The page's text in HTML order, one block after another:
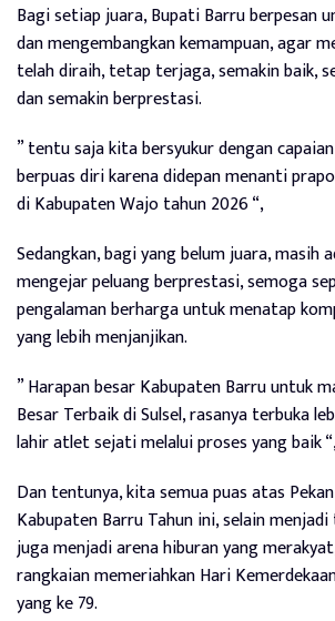
Bagi setiap juara, Bupati Barru berpesan
dan mengembangkan kemampuan, agar
telah diraih, tetap terjaga, semakin baik,
dan semakin berprestasi.
” tentu saja kita bersyukur dengan
berpuas diri karena didepan menanti
di Kabupaten Wajo tahun 2026 “,
Sedangkan, bagi yang belum juara, masih
mengejar peluang berprestasi, semoga
pengalaman berharga untuk menatap
yang lebih menjanjikan.
” Harapan besar Kabupaten Barru untuk
Besar Terbaik di Sulsel, rasanya terbuka
lahir atlet sejati melalui proses yang baik
Dan tentunya, kita semua puas atas
Kabupaten Barru Tahun ini, selain
juga menjadi arena hiburan yang
rangkaian memeriahkan Hari
yang ke 79.